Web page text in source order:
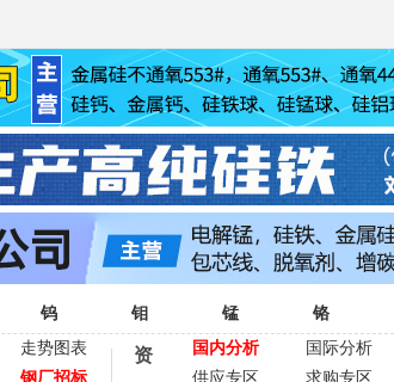
钨 钼 锰 铬
走势图表
资 国内分析 国际分析